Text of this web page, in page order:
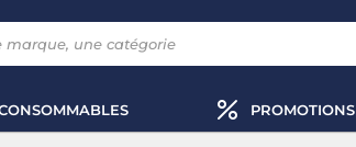
PROMOTIONS